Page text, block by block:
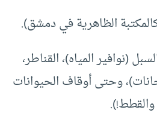
الظاهرية في دمشق).
(نوافير المياه)، القناطر،
وحتى أوقاف الحيوانات